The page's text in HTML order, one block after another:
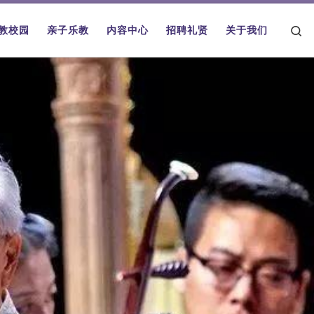
校园 亲子乐教 内容中心 招聘礼贤 关于我们